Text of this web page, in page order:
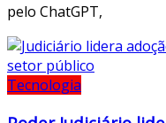
pelo ChatGPT,
Tecnologia